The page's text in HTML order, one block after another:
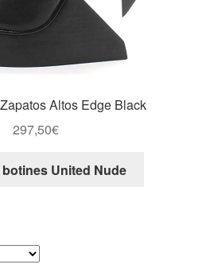
Altos Edge Black
297,50€
United Nude